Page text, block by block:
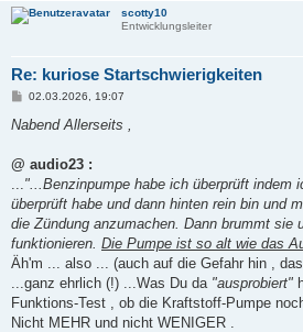
scotty10
Entwicklungsleiter
Re: kuriose Startschwierigkeiten
B
i
a
02.03.2026, 19:07
Nabend Allerseits ,
@ audio23 :
"...Benzinpumpe habe ich überprüft indem
überprüft habe und dann hinten rein bin und
die Zündung anzumachen. Dann brummt sie
funktionieren. Die Pumpe ist so alt wie das
Äh'm ... also ... (auch auf die Gefahr hin ,
...ganz ehrlich (!) ...Was Du da "ausprobiert"
Funktions-Test , ob die Kraftstoff-Pumpe
Nicht MEHR und nicht WENIGER .